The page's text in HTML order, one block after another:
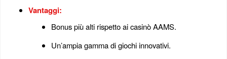
Vantaggi:
Bonus più alti rispetto ai casinò AAMS.
Un’ampia gamma di giochi innovativi.